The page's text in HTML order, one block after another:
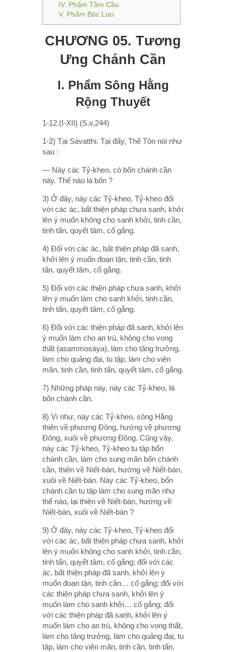
IV. Phẩm Tầm Cầu
V. Phẩm Bộc Lưu
CHƯƠNG 05. Tương
Ưng Chánh Cần
I. Phẩm Sông Hằng
Rộng Thuyết
1-12.(I-XII) (S.v,244)
1-2) Tại Sàvatthi. Tại đấy, Thế Tôn nói như
sau :
— Này các Tỷ-kheo, có bốn chánh cần
này. Thế nào là bốn ?
3) Ở đây, này các Tỷ-kheo, Tỷ-kheo đối
với các ác, bất thiện pháp chưa sanh, khởi
lên ý muốn không cho sanh khởi, tinh cần,
tinh tấn, quyết tâm, cố gắng.
4) Ðối với các ác, bất thiện pháp đã sanh,
khởi lên ý muốn đoạn tận, tinh cần, tinh
tấn, quyết tâm, cố gắng.
5) Ðối với các thiện pháp chưa sanh, khởi
lên ý muốn làm cho sanh khởi, tinh cần,
tinh tấn, quyết tâm, cố gắng.
6) Ðối với các thiện pháp đã sanh, khởi lên
ý muốn làm cho an trú, không cho vong
thất (asammosàya), làm cho tăng trưởng,
làm cho quảng đại, tu tập, làm cho viên
mãn, tinh cần, tinh tấn, quyết tâm, cố gắng.
7) Những pháp này, này các Tỷ-kheo, là
bốn chánh cần.
8) Ví như, này các Tỷ-kheo, sông Hằng
thiên về phương Ðông, hướng về phương
Ðông, xuôi về phương Ðông. Cũng vậy,
này các Tỷ-kheo, Tỷ-kheo tu tập bốn
chánh cần, làm cho sung mãn bốn chánh
cần, thiên về Niết-bàn, hướng về Niết-bàn,
xuôi về Niết-bàn. Này các Tỷ-kheo, bốn
chánh cần tu tập làm cho sung mãn như
thế nào, lại thiên về Niết-bàn, hướng về
Niết-bàn, xuôi về Niết-bàn ?
9) Ở đây, này các Tỷ-kheo, Tỷ-kheo đối
với các ác, bất thiện pháp chưa sanh, khởi
lên ý muốn không cho sanh khởi, tinh cần,
tinh tấn, quyết tâm, cố gắng; đối với các
ác, bất thiện pháp đã sanh, khởi lên ý
muốn đoạn tận, tinh cần… cố gắng; đối với
các thiện pháp chưa sanh, khởi lên ý
muốn làm cho sanh khởi… cố gắng; đối
với các thiện pháp đã sanh, khởi lên ý
muốn làm cho an trú, không cho vong thất,
làm cho tăng trưởng, làm cho quảng đại, tu
tập, làm cho viên mãn, tinh cần, tinh tấn,